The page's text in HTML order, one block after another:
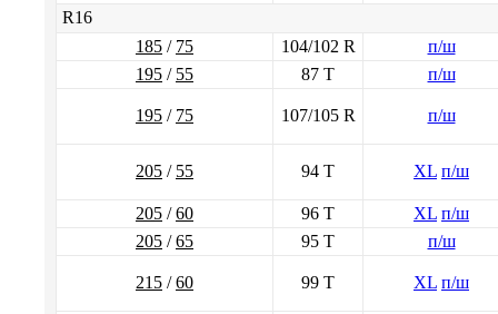
R16
185 / 75 104/102 R
п/ш
195 / 55 87 T п/ш
195 / 75 107/105 R п/ш
205 / 55 94 T XL п/ш
205 /60 96 T XL п/ш
205 /65 95 T п/ш
215 /60 99 T XL п/ш